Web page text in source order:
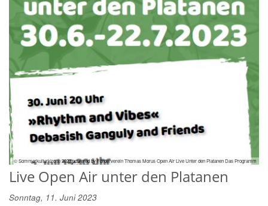
© Sommerkulturkirche 2023 powered by Förderverein Thomas Morus Open Air Live Unter den Platanen Das Programm
Live Open Air unter den Platanen
Sonntag, 11. Juni 2023